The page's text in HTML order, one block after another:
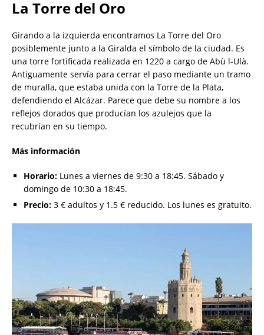
La Torre del Oro
Girando a la izquierda encontramos La Torre del Oro
posiblemente junto a la Giralda el símbolo de la ciudad. Es
una torre fortificada realizada en 1220 a cargo de Abù l-Ulà.
Antiguamente servía para cerrar el paso mediante un tramo
de muralla, que estaba unida con la Torre de la Plata,
defendiendo el Alcázar. Parece que debe su nombre a los
reflejos dorados que producían los azulejos que la
recubrían en su tiempo.
Más información
Horario: Lunes a viernes de 9:30 a 18:45. Sábado y
domingo de 10:30 a 18:45.
Precio: 3 € adultos y 1.5 € reducido. Los lunes es gratuito.